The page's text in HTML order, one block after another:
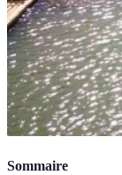
Sommaire